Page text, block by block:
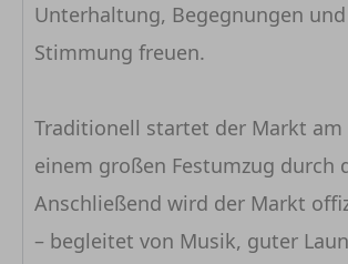
Unterhaltung, Begegnungen
Stimmung freuen.
Traditionell startet der Markt
einem großen Festumzug durch
Anschließend wird der Markt
– begleitet von Musik, guter